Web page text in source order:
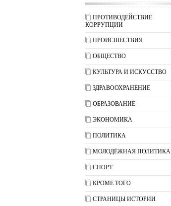
ПРОТИВОДЕЙСТВИЕ
КОРРУПЦИИ
ПРОИСШЕСТВИЯ
ОБЩЕСТВО
КУЛЬТУРА И ИСКУССТВО
ЗДРАВООХРАНЕНИЕ
ОБРАЗОВАНИЕ
ЭКОНОМИКА
ПОЛИТИКА
МОЛОДЁЖНАЯ ПОЛИТИКА
СПОРТ
КРОМЕ ТОГО
СТРАНИЦЫ ИСТОРИИ